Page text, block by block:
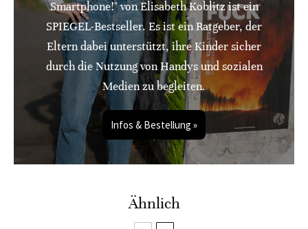
Smartphone!" von Elisabeth Koblitz ist ein
SPIEGEL-Bestseller. Es ist ein Ratgeber, der
Eltern dabei unterstützt, ihre Kinder sicher
durch die Nutzung von Handys und sozialen
Medien zu begleiten.
Infos & Bestellung »
Ähnlich